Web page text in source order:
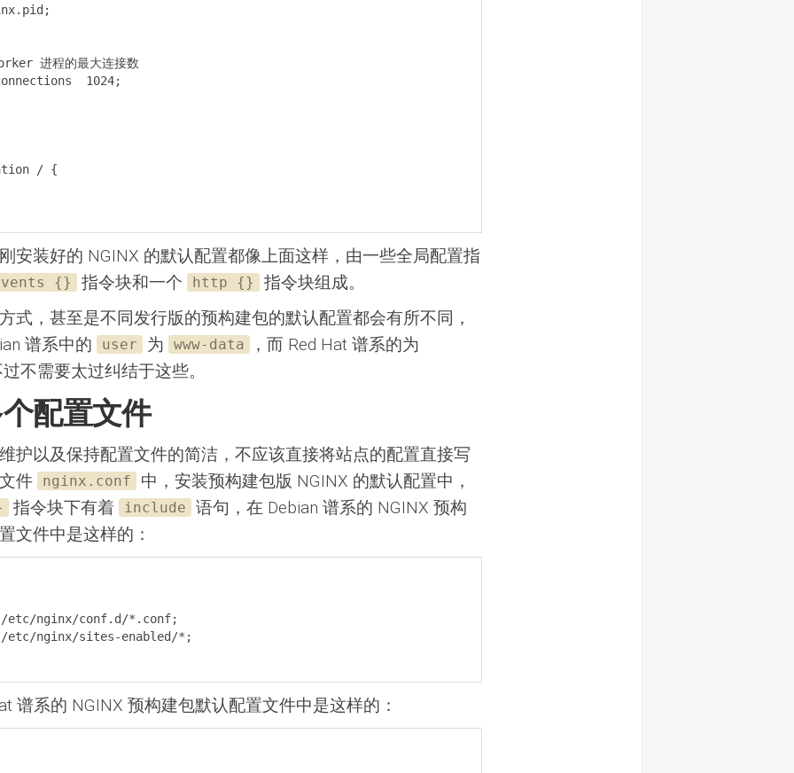
安装好的 NGINX 的默认配置都像上面这样，由一些全局配置指
{} 指令块和一个 http {}
指令块组成。
式，甚至是不同发行版的预构建包的默认配置都会有所不同，
谱系中的
user 为 www-data
，而 Red Hat 谱系的为
不需要太过纠结于这些。
配置文件
护以及保持配置文件的简洁，不应该直接将站点的配置直接写
件
nginx.conf 中，安装预构建包版 NGINX 的默认配置中，
指令块下有着 include
语句，在 Debian 谱系的 NGINX 预构
文件中是这样的：
谱系的 NGINX 预构建包默认配置文件中是这样的：